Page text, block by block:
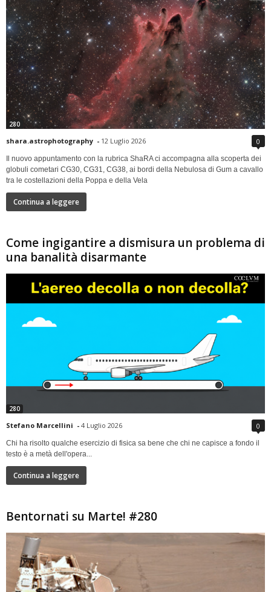
280
shara.astrophotography - 12 Luglio 2026 0
Il nuovo appuntamento con la rubrica ShaRA ci accompagna alla scoperta dei
globuli cometari CG30, CG31, CG38, ai bordi della Nebulosa di Gum a cavallo
tra le costellazioni della Poppa e della Vela
Continua a leggere
Come ingigantire a dismisura un problema di
una banalità disarmante
280
Stefano Marcellini - 4 Luglio 2026 0
Chi ha risolto qualche esercizio di fisica sa bene che chi ne capisce a fondo il
testo è a metà dell'opera...
Continua a leggere
Bentornati su Marte! #280